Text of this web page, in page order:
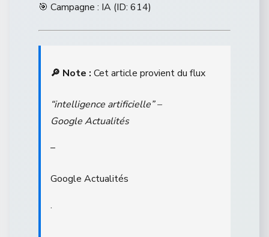
🎯 Campagne : IA (ID: 614)
🔎 Note : Cet article provient du flux
“intelligence artificielle” –
Google Actualités
–
Google Actualités
.